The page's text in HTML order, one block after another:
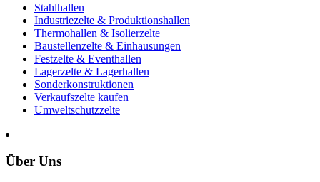
Stahlhallen
Industriezelte & Produktionshallen
Thermohallen & Isolierzelte
Baustellenzelte & Einhausungen
Festzelte & Eventhallen
Lagerzelte & Lagerhallen
Sonderkonstruktionen
Verkaufszelte kaufen
Umweltschutzzelte
Über Uns